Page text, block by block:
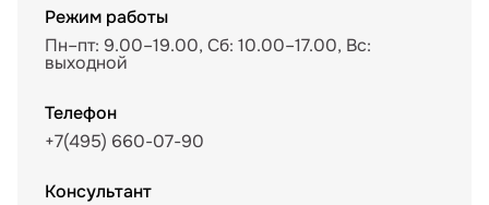
Режим работы
Пн–пт: 9.00–19.00, Сб: 10.00–17.00, Вс:
выходной
Телефон
+7(495) 660-07-90
Консультант